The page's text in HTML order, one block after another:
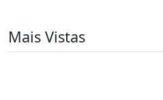
Mais Vistas